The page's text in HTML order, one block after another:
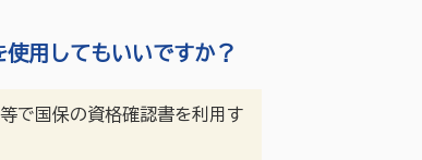
用してもいいですか？
で国保の資格確認書を利用す